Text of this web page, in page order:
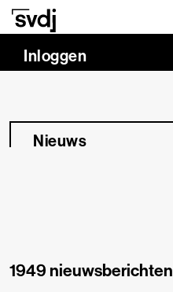
Naar hoofdinhoud
Inloggen
Nieuws
1949 nieuwsberichten